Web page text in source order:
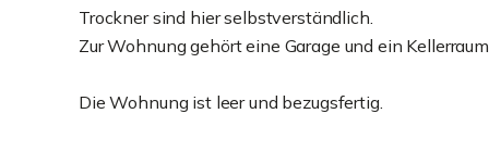
Trockner sind hier selbstverständlich.
Zur Wohnung gehört eine Garage und ein
Die Wohnung ist leer und bezugsfertig.